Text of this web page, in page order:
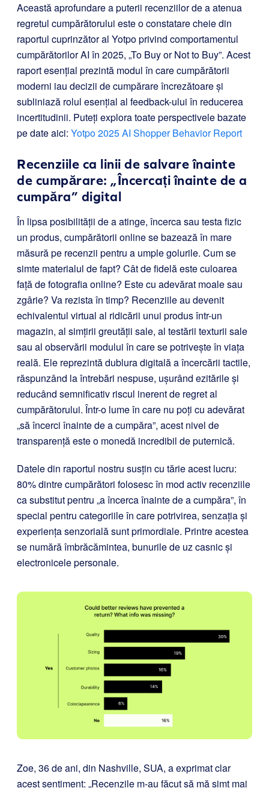
Această aprofundare a puterii recenziilor de a atenua
regretul cumpărătorului este o constatare cheie din
raportul cuprinzător al Yotpo privind comportamentul
cumpărătorilor AI în 2025, „To Buy or Not to Buy”. Acest
raport esențial prezintă modul în care cumpărătorii
moderni iau decizii de cumpărare încrezătoare și
subliniază rolul esențial al feedback-ului în reducerea
incertitudinii. Puteți explora toate perspectivele bazate
pe date aici: Yotpo 2025 AI Shopper Behavior Report
Recenziile ca linii de salvare înainte
de cumpărare: „Încercați înainte de a
cumpăra” digital
În lipsa posibilității de a atinge, încerca sau testa fizic
un produs, cumpărătorii online se bazează în mare
măsură pe recenzii pentru a umple golurile. Cum se
simte materialul de fapt? Cât de fidelă este culoarea
față de fotografia online? Este cu adevărat moale sau
zgârie? Va rezista în timp? Recenziile au devenit
echivalentul virtual al ridicării unui produs într-un
magazin, al simțirii greutății sale, al testării texturii sale
sau al observării modului în care se potrivește în viața
reală. Ele reprezintă dublura digitală a încercării tactile,
răspunzând la întrebări nespuse, ușurând ezitările și
reducând semnificativ riscul inerent de regret al
cumpărătorului. Într-o lume în care nu poți cu adevărat
„să încerci înainte de a cumpăra”, acest nivel de
transparență este o monedă incredibil de puternică.
Datele din raportul nostru susțin cu tărie acest lucru:
80% dintre cumpărători folosesc în mod activ recenziile
ca substitut pentru „a încerca înainte de a cumpăra”, în
special pentru categoriile în care potrivirea, senzația și
experiența senzorială sunt primordiale. Printre acestea
se numără îmbrăcămintea, bunurile de uz casnic și
electronicele personale.
Zoe, 36 de ani, din Nashville, SUA, a exprimat clar
acest sentiment: „Recenzile m-au făcut să mă simt mai